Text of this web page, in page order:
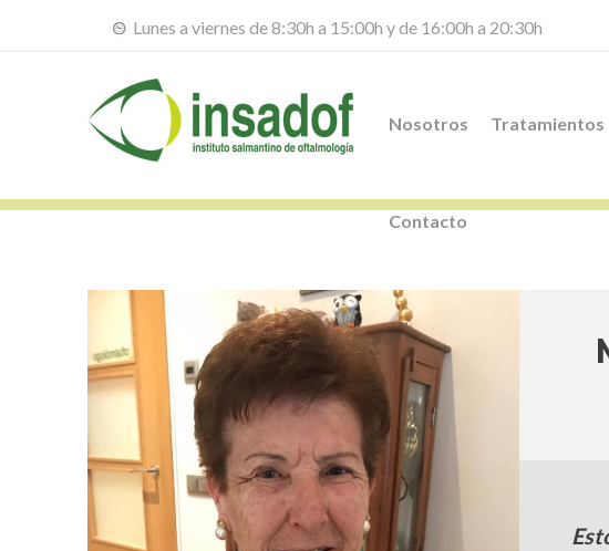
Lunes a viernes de 8:30h a 15:00h y de 16:00h a 20:30h
Nosotros Tratamientos
Contacto